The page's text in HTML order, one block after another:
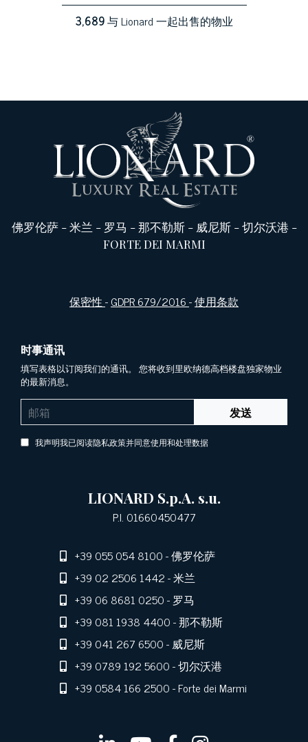
3,689与 Lionard 一起出售的物业
佛罗伦萨-米兰 - 罗马 -那不勒斯- 威尼斯-切尔沃港 -
FORTE DEI MARMI
保密性-GDPR 679/2016-使用条款
时事通讯
填写表格以订阅我们的通讯。 您将收到里欧纳德高档楼盘独家物业
的最新消息。
发送
我声明我已阅读隐私政策并同意使用和处理数据
LIONARD S.p.A. s.u.
P.I. 01660450477
+39 055 054 8100- 佛罗伦萨
+39 02 2506 1442- 米兰
+39 06 8681 0250- 罗马
+39 081 1938 4400- 那不勒斯
+39 041 267 6500- 威尼斯
+39 0789 192 5600- 切尔沃港
+39 0584 166 2500- Forte dei Marmi